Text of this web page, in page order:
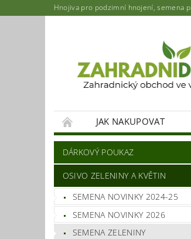
Hnojiva pro podzimní hnojení, semena
JAK NAKUPOVAT
DÁRKOVÝ POUKAZ
OSIVO ZELENINY A KVĚTIN
SEMENA NOVINKY 2024-25
SEMENA NOVINKY 2026
SEMENA ZELENINY